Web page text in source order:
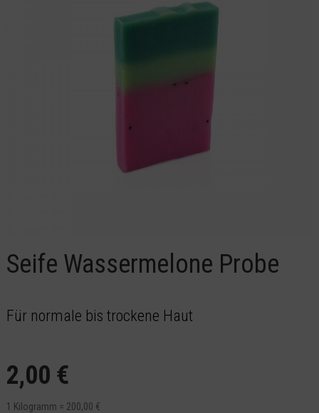
Seife Wassermelone Probe
Für normale bis trockene Haut
2,00 €
1 Kilogramm = 200,00 €